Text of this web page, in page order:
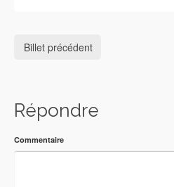
Billet précédent
Répondre
Commentaire